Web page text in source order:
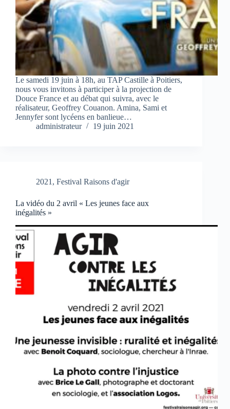
Le samedi 19 juin à 18h, au TAP Castille à Poitiers,
nous vous invitons à participer à la projection de
Douce France et au débat qui suivra, avec le
réalisateur, Geoffrey Couanon. Amina, Sami et
Jennyfer sont lycéens en banlieue…
administrateur
19 juin 2021
2021 , Festival Raisons d'agir
La vidéo du 2 avril « Les jeunes face aux
inégalités »